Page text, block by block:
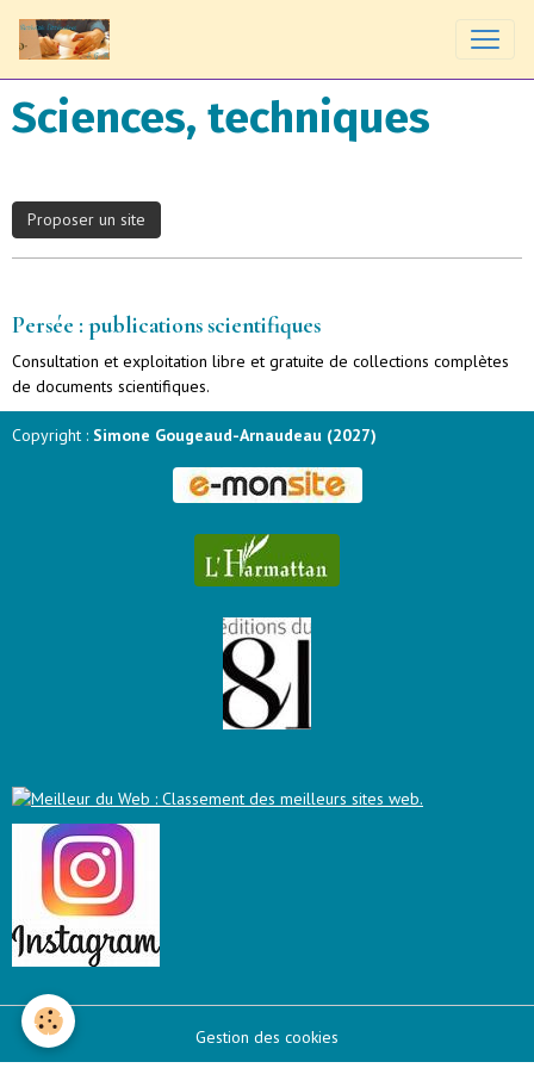
Sciences, techniques
Proposer un site
Persée : publications scientifiques
Consultation et exploitation libre et gratuite de collections complètes
de documents scientifiques.
Copyright : Simone Gougeaud-Arnaudeau (2027)
Gestion des cookies